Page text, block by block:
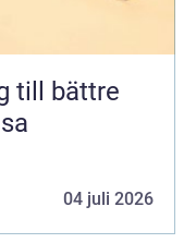
till bättre
04 juli 2026